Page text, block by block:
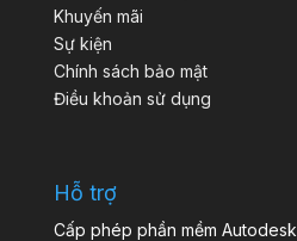
Khuyến mãi
Sự kiện
Chính sách bảo mật
Điều khoản sử dụng
Hỗ trợ
Cấp phép phần mềm Autodesk